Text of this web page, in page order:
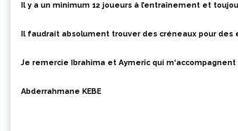
Il y a un minimum 12 joueurs à l’entraînement et
Il faudrait absolument trouver des créneaux pour
Je remercie Ibrahima et Aymeric qui m
Abderrahmane KEBE